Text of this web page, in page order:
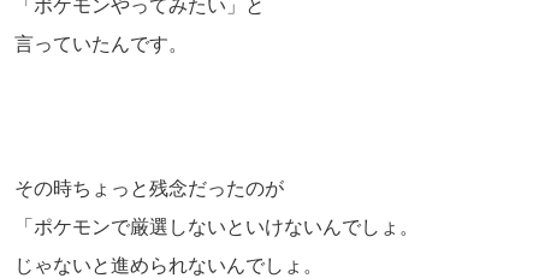
「ポケモンやってみたい」と
言っていたんです。
その時ちょっと残念だったのが
「ポケモンで厳選しないといけないんでしょ。
じゃないと進められないんでしょ。